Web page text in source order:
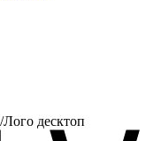
десктоп